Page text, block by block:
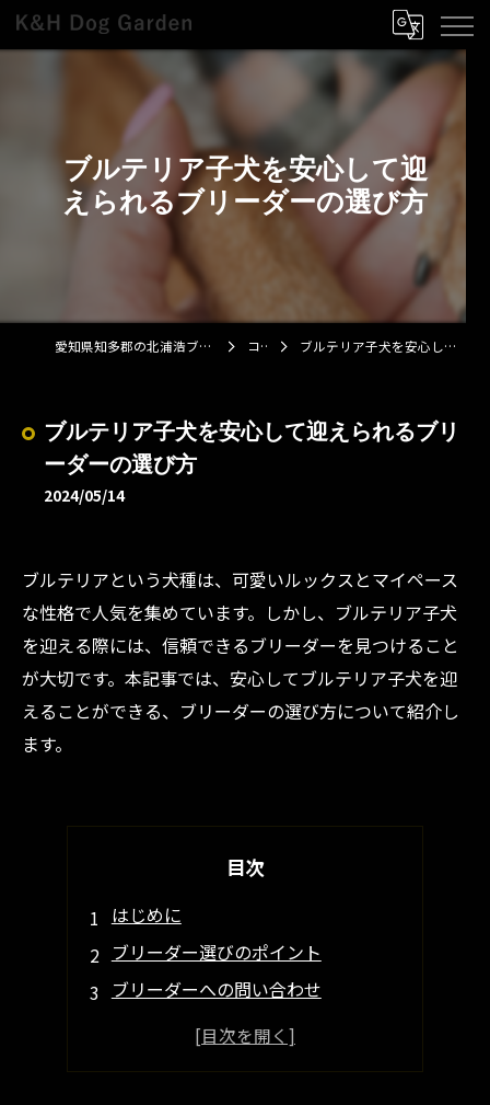
ブルテリア子犬を安心して迎
えられるブリーダーの選び方
愛知県知多郡の北浦浩ブリーダーならK&H Dog Garden コラム ブルテリア子犬を安心して迎えられるブリーダーの選び方
ブルテリア子犬を安心して迎えられるブリ
ーダーの選び方
2024/05/14
ブルテリアという犬種は、可愛いルックスとマイペース
な性格で人気を集めています。しかし、ブルテリア子犬
を迎える際には、信頼できるブリーダーを見つけること
が大切です。本記事では、安心してブルテリア子犬を迎
えることができる、ブリーダーの選び方について紹介し
ます。
目次
はじめに
ブリーダー選びのポイント
ブリーダーへの問い合わせ
ブリーダー見学のポイント